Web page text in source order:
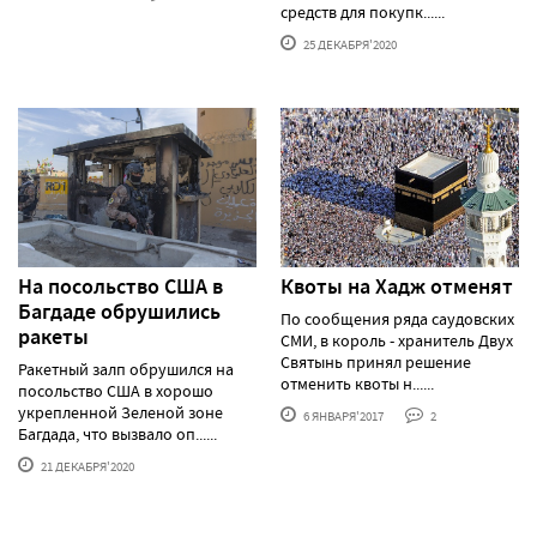
средств для покупк......
25 ДЕКАБРЯ'2020
На посольство США в
Багдаде обрушились
ракеты
Ракетный залп обрушился на
посольство США в хорошо
укрепленной Зеленой зоне
Багдада, что вызвало оп......
21 ДЕКАБРЯ'2020
Квоты на Хадж отменят
По сообщения ряда саудовских
СМИ, в король - хранитель Двух
Святынь принял решение
отменить квоты н......
6 ЯНВАРЯ'2017 2